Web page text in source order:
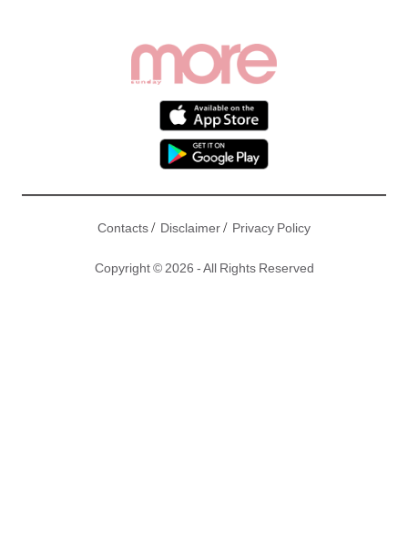
Contacts/ Disclaimer/ Privacy Policy
Copyright © 2026 - All Rights Reserved